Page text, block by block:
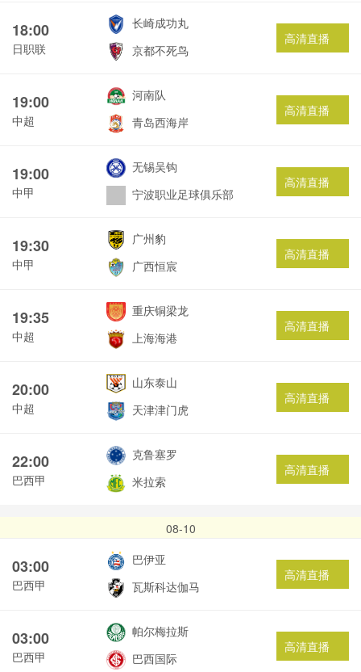
18:00
日职联
长崎成功丸
京都不死鸟
高清直播
19:00
中超
河南队
青岛西海岸
高清直播
19:00
中甲
无锡吴钩
宁波职业足球俱乐部
高清直播
19:30
中甲
广州豹
广西恒宸
高清直播
19:35
中超
重庆铜梁龙
上海海港
高清直播
20:00
中超
山东泰山
天津津门虎
高清直播
22:00
巴西甲
克鲁塞罗
米拉索
高清直播
08-10
03:00
巴西甲
巴伊亚
瓦斯科达伽马
高清直播
03:00
巴西甲
帕尔梅拉斯
巴西国际
高清直播